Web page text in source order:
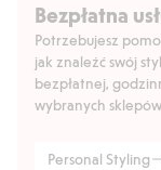
Bezpłatna
Potrzebujesz
jak znaleźć swój
bezpłatnej,
wybranych
Personal Styling